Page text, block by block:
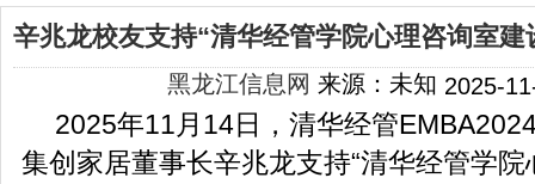
辛兆龙校友支持“清华经管学院心理咨询室
黑龙江信息网 来源：未知 2025-
2025年11月14日，清华经管
集创家居董事长辛兆龙支持“清华经管学院